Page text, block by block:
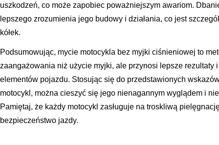
uszkodzeń, co może zapobiec poważniejszym awariom.
lepszego zrozumienia jego budowy i działania, co jest
kółek.
Podsumowując, mycie motocykla bez myjki ciśnieniowej to
zaangażowania niż użycie myjki, ale przynosi lepsze rezultaty
elementów pojazdu. Stosując się do przedstawionych
motocykl, można cieszyć się jego nienagannym wyglądem i
Pamiętaj, że każdy motocykl zasługuje na troskliwą
bezpieczeństwo jazdy.